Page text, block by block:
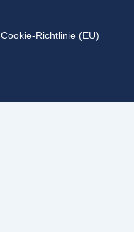
Cookie-Richtlinie (EU)